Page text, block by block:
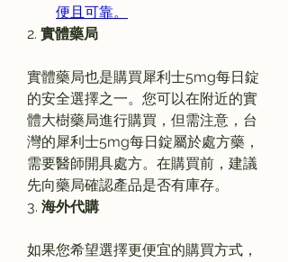
便且可靠。
2. 實體藥局
實體藥局也是購買犀利士5mg每日錠
的安全選擇之一。您可以在附近的實
體大樹藥局進行購買，但需注意，台
灣的犀利士5mg每日錠屬於處方藥，
需要醫師開具處方。在購買前，建議
先向藥局確認產品是否有庫存。
3. 海外代購
如果您希望選擇更便宜的購買方式，